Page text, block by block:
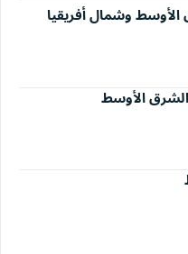
وشمال أفريقيا
الشرق الأوسط